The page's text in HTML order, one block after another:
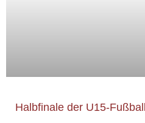
Halbfinale der U15-